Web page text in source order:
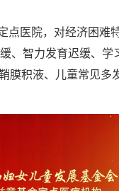
点医院，对经济困难
、智力发育迟缓、
膜积液、儿童常见多